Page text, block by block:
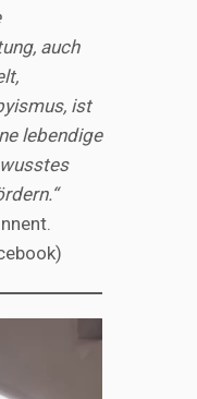
auch
ist
lebendige